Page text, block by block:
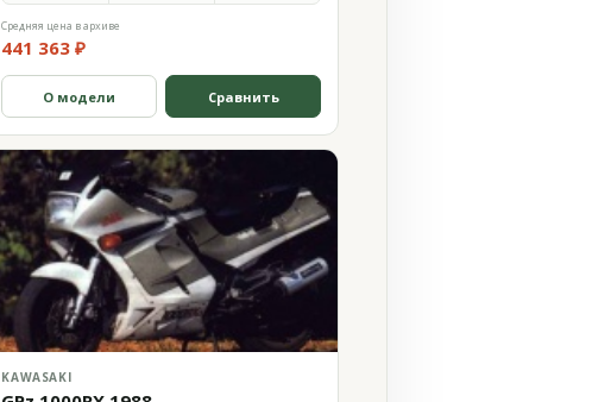
Средняя цена в архиве
441 363 ₽
О модели Сравнить
KAWASAKI